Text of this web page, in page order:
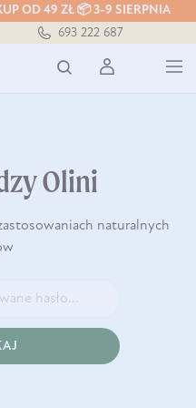
OD 49 ZŁ 📦 3-9 SIERPNIA
693 222 687
Olini
naturalnych